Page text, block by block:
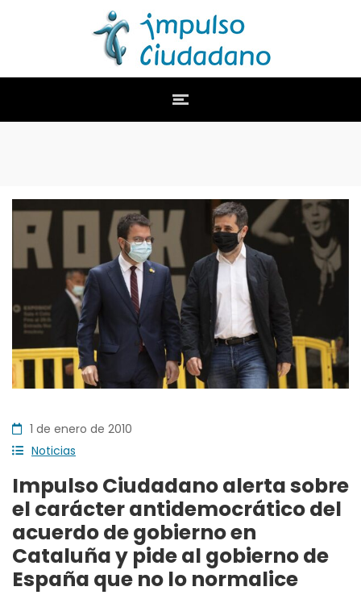
1 de enero de 2010
Noticias
Impulso Ciudadano alerta sobre
el carácter antidemocrático del
acuerdo de gobierno en
Cataluña y pide al gobierno de
España que no lo normalice